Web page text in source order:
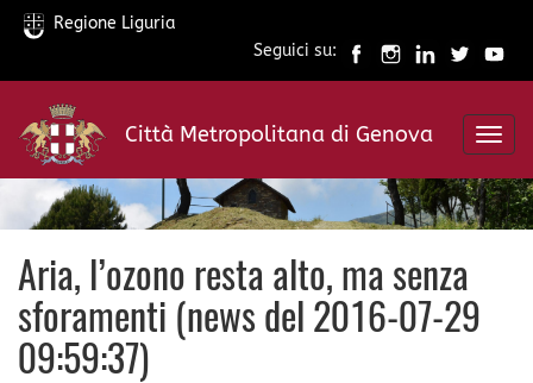
Salta
contenuto
principale
Regione Liguria
Seguici su:
Città Metropolitana di Genova
Aria, l’ozono resta alto, ma senza
sforamenti (news del 2016-07-29
09:59:37)